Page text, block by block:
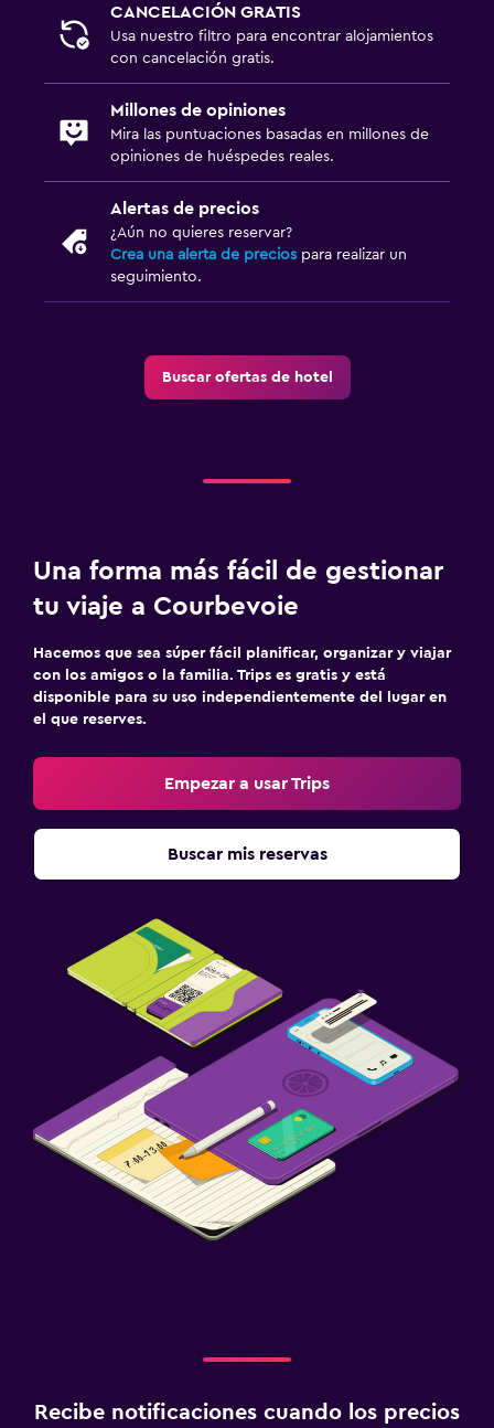
CANCELACIÓN GRATIS
Usa nuestro filtro para encontrar alojamientos
con cancelación gratis.
Millones de opiniones
Mira las puntuaciones basadas en millones de
opiniones de huéspedes reales.
Alertas de precios
¿Aún no quieres reservar?
Crea una alerta de precios para realizar un
seguimiento.
Buscar ofertas de hotel
Una forma más fácil de gestionar
tu viaje a Courbevoie
Hacemos que sea súper fácil planificar, organizar y viajar
con los amigos o la familia. Trips es gratis y está
disponible para su uso independientemente del lugar en
el que reserves.
Empezar a usar Trips
Buscar mis reservas
Recibe notificaciones cuando los precios